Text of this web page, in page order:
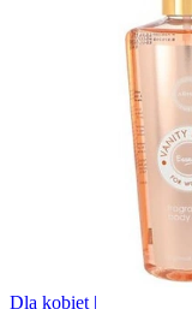
Dla kobiet |